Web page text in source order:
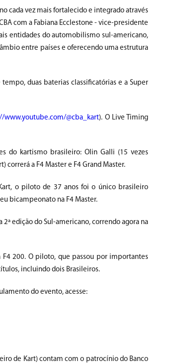
cada vez mais fortalecido e integrado através
com a Fabiana Ecclestone - vice-presidente
entidades do automobilismo sul-americano,
entre países e oferecendo uma estrutura
duas baterias classificatórias e a Super
www.youtube.com/@cba_kart). O Live Timing
do kartismo brasileiro: Olin Galli (15 vezes
correrá a F4 Master e F4 Grand Master.
o piloto de 37 anos foi o único brasileiro
bicampeonato na F4 Master.
edição do Sul-americano, correndo agora na
F4 200. O piloto, que passou por importantes
incluindo dois Brasileiros.
do evento, acesse:
de Kart) contam com o patrocínio do Banco